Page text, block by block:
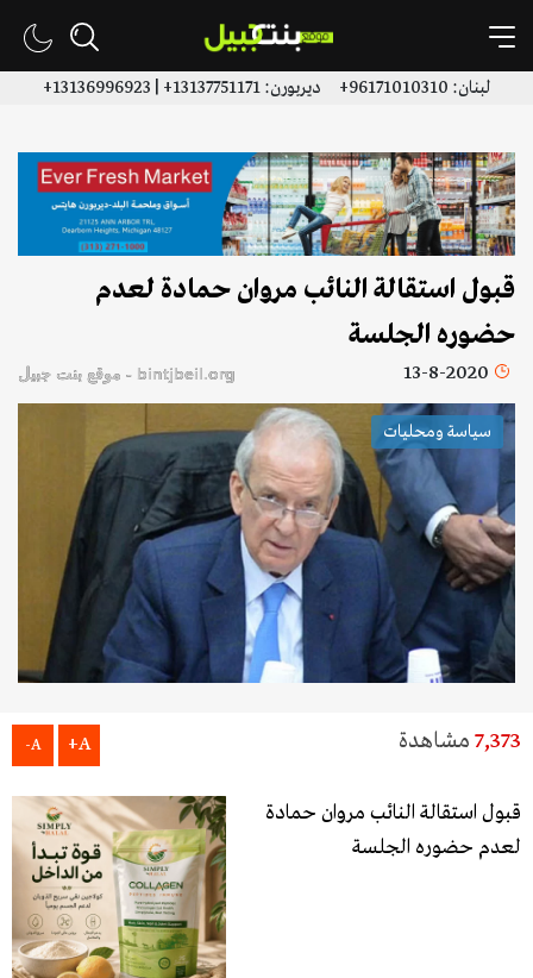
لبنان: 96171010310+ ديربورن: 13137751171+ | 13136996923+
قبول استقالة النائب مروان حمادة لعدم
حضوره الجلسة
13-8-2020 bintjbeil.org - موقع بنت جبيل
سياسة ومحليات
7,373 مشاهدة A+
A-
قبول استقالة النائب مروان حمادة
لعدم حضوره الجلسة